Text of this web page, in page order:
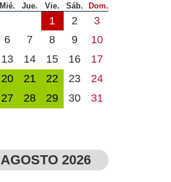
Mié. Jue. Vie. Sáb. Dom.
1 2
3
6 7 8 9
10
13 14 15 16
17
20 21 22 23
24
27 28 29 30 31
AGOSTO 2026